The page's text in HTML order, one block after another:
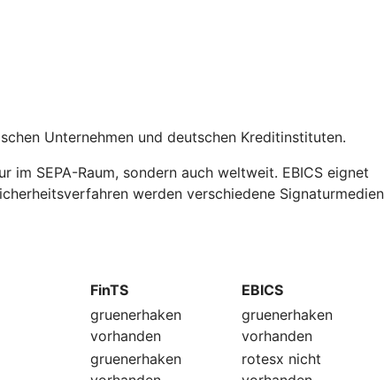
Unternehmen und deutschen Kreditinstituten.
SEPA-Raum, sondern auch weltweit. EBICS eignet
werden verschiedene Signaturmedien
FinTS
EBICS
gruenerhaken
vorhanden
gruenerhaken
vorhanden
gruenerhaken
rotesx nicht